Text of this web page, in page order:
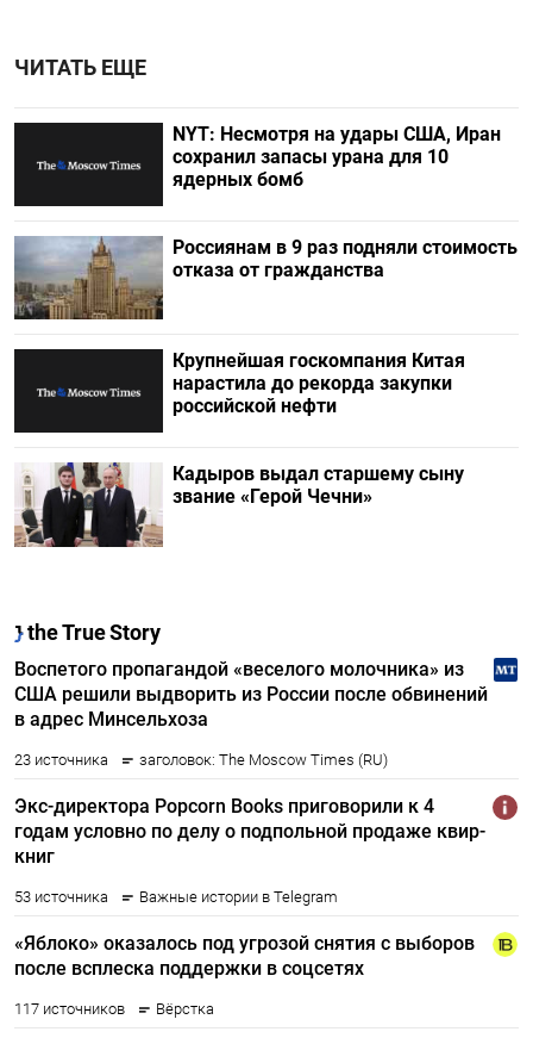
ЧИТАТЬ ЕЩЕ
NYT: Несмотря на удары США, Иран
сохранил запасы урана для 10
ядерных бомб
Россиянам в 9 раз подняли стоимость
отказа от гражданства
Крупнейшая госкомпания Китая
нарастила до рекорда закупки
российской нефти
Кадыров выдал старшему сыну
звание «Герой Чечни»